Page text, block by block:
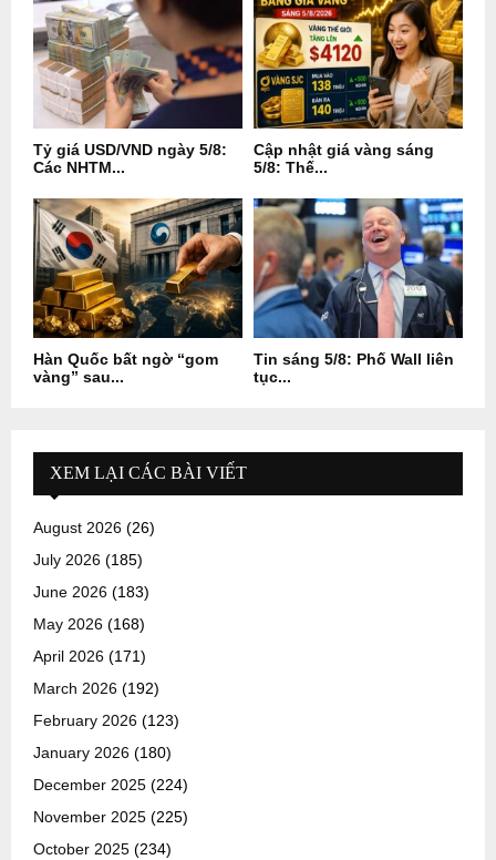
Tỷ giá USD/VND ngày 5/8:
Các NHTM...
Cập nhật giá vàng sáng
5/8: Thế...
Hàn Quốc bất ngờ “gom
vàng” sau...
Tin sáng 5/8: Phố Wall liên
tục...
XEM LẠI CÁC BÀI VIẾT
August 2026 (26)
July 2026 (185)
June 2026 (183)
May 2026 (168)
April 2026 (171)
March 2026 (192)
February 2026 (123)
January 2026 (180)
December 2025 (224)
November 2025 (225)
October 2025 (234)